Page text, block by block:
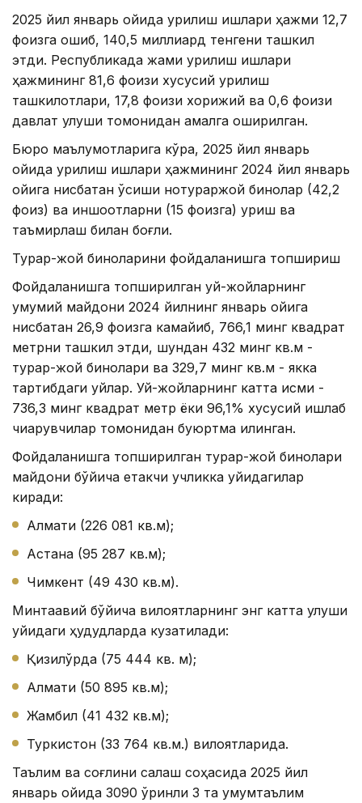
2025 йил январь ойида қурилиш ишлари ҳажми 12,7
фоизга ошиб, 140,5 миллиард тенгени ташкил
этди. Республикада жами қурилиш ишлари
ҳажмининг 81,6 фоизи хусусий қурилиш
ташкилотлари, 17,8 фоизи хорижий ва 0,6 фоизи
давлат улуши томонидан амалга оширилган.
Бюро маълумотларига кўра, 2025 йил январь
ойида қурилиш ишлари ҳажмининг 2024 йил январь
ойига нисбатан ўсиши нотураржой бинолар (42,2
фоиз) ва иншоотларни (15 фоизга) қуриш ва
таъмирлаш билан боғлиқ.
Турар-жой биноларини фойдаланишга топшириш
Фойдаланишга топширилган уй-жойларнинг
умумий майдони 2024 йилнинг январь ойига
нисбатан 26,9 фоизга камайиб, 766,1 минг квадрат
метрни ташкил этди, шундан 432 минг кв.м -
турар-жой бинолари ва 329,7 минг кв.м - якка
тартибдаги уйлар. Уй-жойларнинг катта қисми -
736,3 минг квадрат метр ёки 96,1% хусусий ишлаб
чиқарувчилар томонидан буюртма қилинган.
Фойдаланишга топширилган турар-жой бинолари
майдони бўйича етакчи учликка қуйидагилар
киради:
Алмати (226 081 кв.м);
Астана (95 287 кв.м);
Чимкент (49 430 кв.м).
Минтақавий бўйича вилоятларнинг энг катта улуши
қуйидаги ҳудудларда кузатилади:
Қизилўрда (75 444 кв. м);
Алмати (50 895 кв.м);
Жамбил (41 432 кв.м);
Туркистон (33 764 кв.м.) вилоятларида.
Таълим ва соғлиқни сақлаш соҳасида 2025 йил
январь ойида 3090 ўринли 3 та умумтаълим